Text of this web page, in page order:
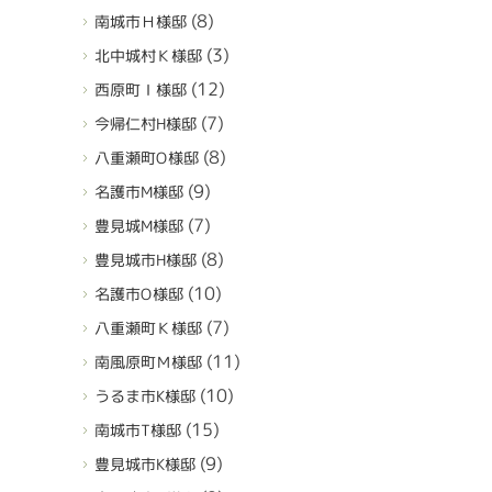
南城市Ｈ様邸(8)
北中城村Ｋ様邸(3)
西原町Ｉ様邸(12)
今帰仁村H様邸(7)
八重瀬町O様邸(8)
名護市M様邸(9)
豊見城M様邸(7)
豊見城市H様邸(8)
名護市O様邸(10)
八重瀬町Ｋ様邸(7)
南風原町Ｍ様邸(11)
うるま市K様邸(10)
南城市T様邸(15)
豊見城市K様邸(9)